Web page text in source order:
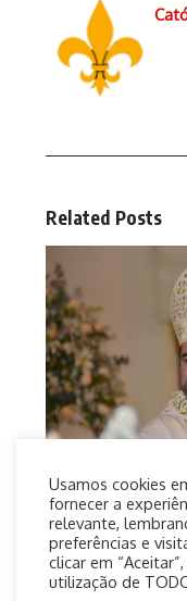
Related Posts
Fiéis e clérigos da
20 de setembro de
Usamos cookies
fornecer a
relevante,
preferências e
clicar em
utilização de